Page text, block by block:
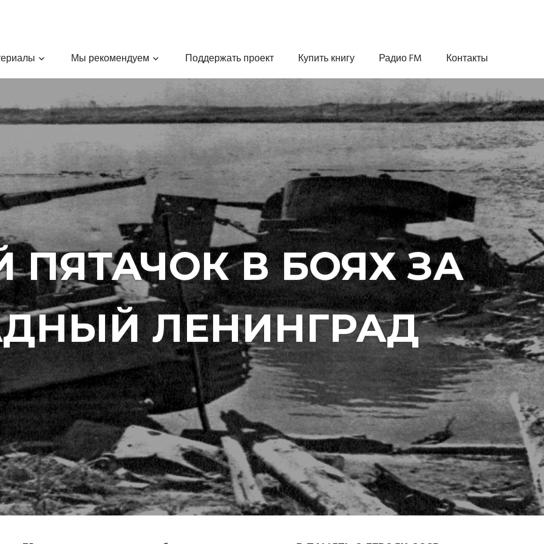
Мы рекомендуем Поддержать проект Купить книгу Радио FM Контакты
ПЯТАЧОК В БОЯХ ЗА
ЛЕНИНГРАД